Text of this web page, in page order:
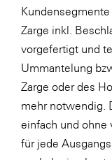
Zarge inkl.
vorgefertigt und
Ummantelung
Zarge oder des
mehr notwendig.
einfach und ohne
für jede